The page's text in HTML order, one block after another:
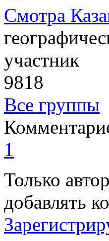
Смотра
участник
9818
Все группы
1
Только
добавлять